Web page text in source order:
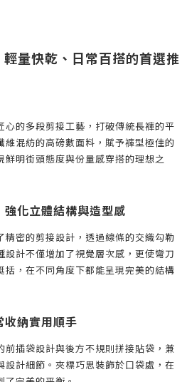
量快乾、日常百搭的首選推
心的多段剪接工藝，打破傳統長褲的平
維混紡的高磅數面料，賦予褲型極佳的
鮮明街頭態度與份量感穿搭的理想之
化立體結構與造型感
精密的剪接設計，透過線條的交織勾勒
設計不僅增加了視覺層次感，更使彎刀
括，在不同角度下都能呈現完美的結構
納實用順手
前插袋設計與後方不規則拼接貼袋，兼
設計細節。夾標巧思裝飾於口袋處，在